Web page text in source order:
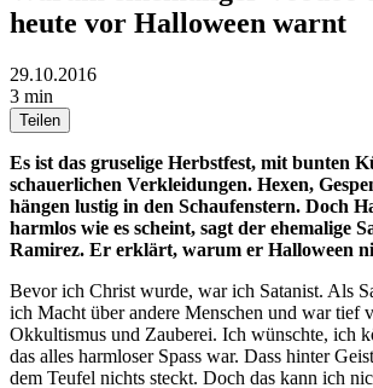
heute vor Halloween warnt
29.10.2016
3 min
Teilen
Es ist das gruselige Herbstfest, mit bunten
schauerlichen Verkleidungen. Hexen,
hängen lustig in den Schaufenstern. Doch
harmlos wie es scheint, sagt der ehemalige
Ramirez. Er erklärt, warum er Halloween
Bevor ich Christ wurde, war ich Satanist. Als
ich Macht über andere Menschen und war tief
Okkultismus und Zauberei. Ich wünschte, ich
das alles harmloser Spass war. Dass hinter
dem Teufel nichts steckt. Doch das kann ich